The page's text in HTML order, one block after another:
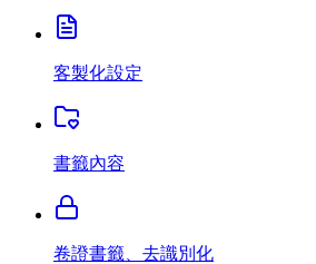
客製化設定
書籤內容
卷證書籤、去識別化